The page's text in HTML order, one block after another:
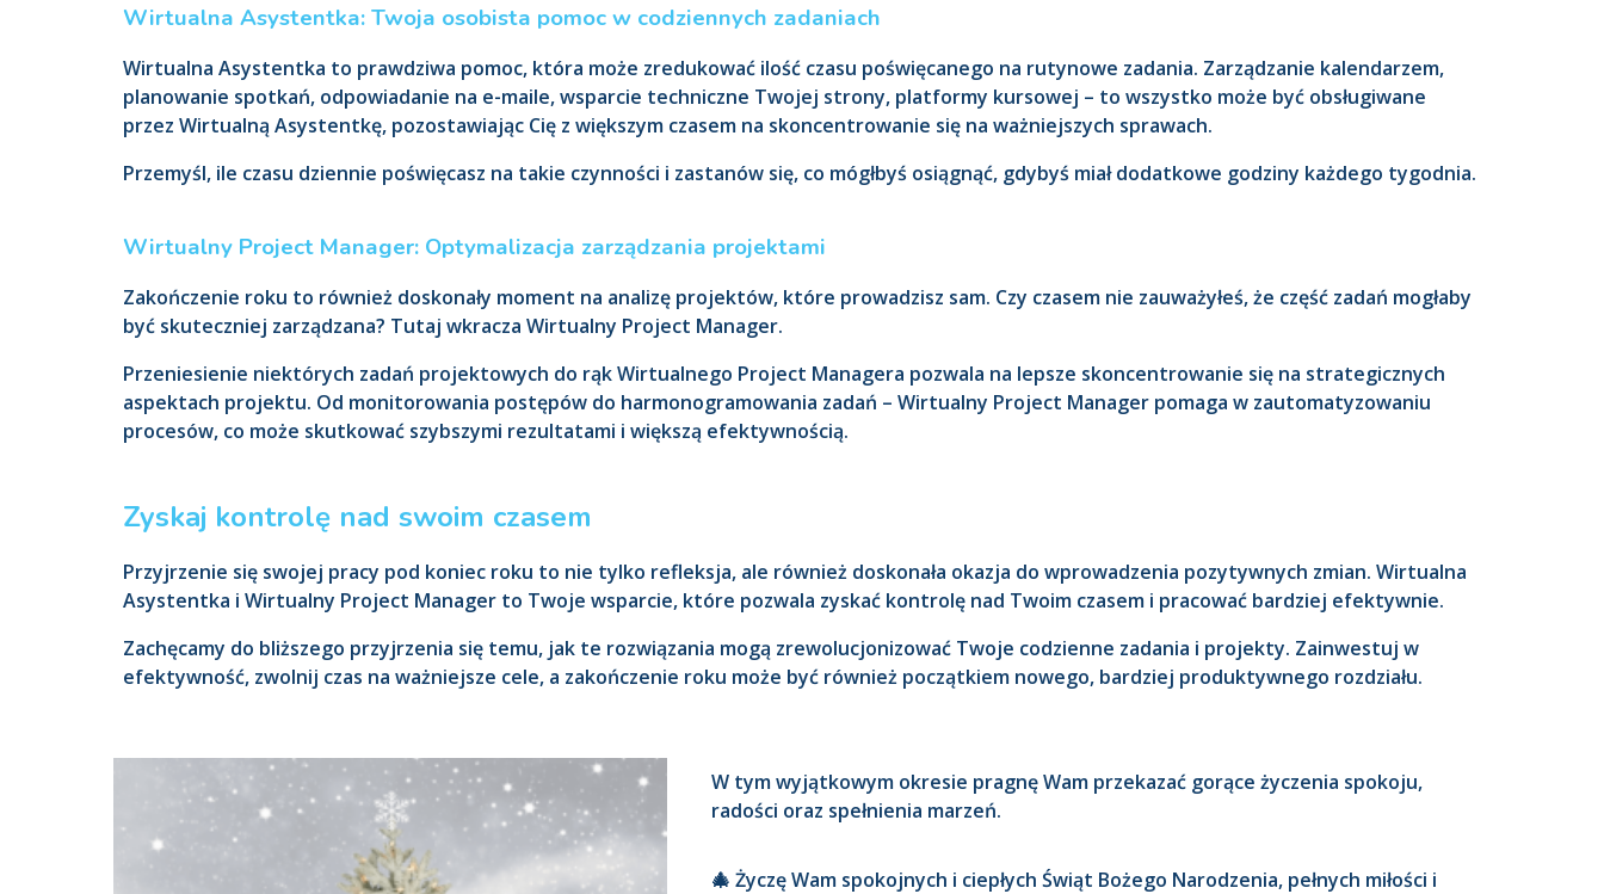
Wirtualna Asystentka: Twoja osobista pomoc w codziennych zadaniach
Wirtualna Asystentka to prawdziwa pomoc, która może zredukować ilość czasu poświęcanego na rutynowe zadania. Zarządzanie kalendarzem,
planowanie spotkań, odpowiadanie na e-maile, wsparcie techniczne Twojej strony, platformy kursowej – to wszystko może być obsługiwane
przez Wirtualną Asystentkę, pozostawiając Cię z większym czasem na skoncentrowanie się na ważniejszych sprawach.
Przemyśl, ile czasu dziennie poświęcasz na takie czynności i zastanów się, co mógłbyś osiągnąć, gdybyś miał dodatkowe godziny każdego tygodnia.
Wirtualny Project Manager: Optymalizacja zarządzania projektami
Zakończenie roku to również doskonały moment na analizę projektów, które prowadzisz sam. Czy czasem nie zauważyłeś, że część zadań mogłaby
być skuteczniej zarządzana? Tutaj wkracza Wirtualny Project Manager.
Przeniesienie niektórych zadań projektowych do rąk Wirtualnego Project Managera pozwala na lepsze skoncentrowanie się na strategicznych
aspektach projektu. Od monitorowania postępów do harmonogramowania zadań – Wirtualny Project Manager pomaga w zautomatyzowaniu
procesów, co może skutkować szybszymi rezultatami i większą efektywnością.
Zyskaj kontrolę nad swoim czasem
Przyjrzenie się swojej pracy pod koniec roku to nie tylko refleksja, ale również doskonała okazja do wprowadzenia pozytywnych zmian. Wirtualna
Asystentka i Wirtualny Project Manager to Twoje wsparcie, które pozwala zyskać kontrolę nad Twoim czasem i pracować bardziej efektywnie.
Zachęcamy do bliższego przyjrzenia się temu, jak te rozwiązania mogą zrewolucjonizować Twoje codzienne zadania i projekty. Zainwestuj w
efektywność, zwolnij czas na ważniejsze cele, a zakończenie roku może być również początkiem nowego, bardziej produktywnego rozdziału.
W tym wyjątkowym okresie pragnę Wam przekazać gorące życzenia spokoju,
radości oraz spełnienia marzeń.
🎄 Życzę Wam spokojnych i ciepłych Świąt Bożego Narodzenia, pełnych miłości i